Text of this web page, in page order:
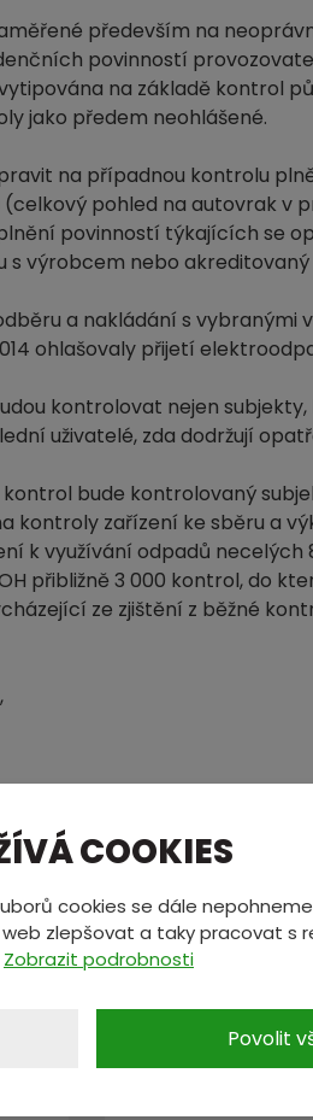
především na
povinností
na základě kontrol
jako předem neohlášené.
na případnou kontrolu
pohled na autovrak v
povinností týkajících se
s výrobcem nebo
a nakládání s vybranými
ohlašovaly přijetí
kontrolovat nejen
uživatelé, zda dodržují
bude kontrolovaný
kontroly zařízení ke sběru a
k využívání odpadů necelých
přibližně 3 000 kontrol, do
ze zjištění z běžné
NA
a my se vám
COOKIES
cookies se dále
zlepšovat a taky pracovat s
Zobrazit podrobnosti
Povolit